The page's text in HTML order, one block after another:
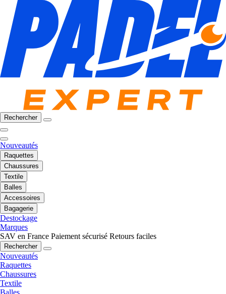
Rechercher
Nouveautés
Raquettes
Chaussures
Textile
Balles
Accessoires
Bagagerie
Destockage
Marques
SAV en France Paiement sécurisé Retours faciles
Rechercher
Nouveautés
Raquettes
Chaussures
Textile